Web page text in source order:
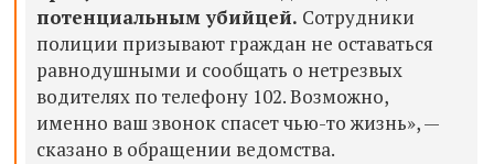
потенциальным убийцей. Сотрудники
полиции призывают граждан не оставаться
равнодушными и сообщать о нетрезвых
водителях по телефону 102. Возможно,
именно ваш звонок спасет чью-то жизнь», —
сказано в обращении ведомства.